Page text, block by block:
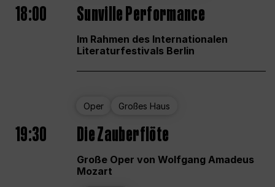
18:00 Sunville Performance
Im Rahmen des Internationalen
Literaturfestivals Berlin
Oper Großes Haus
19:30 Die Zauberflöte
Große Oper von Wolfgang Amadeus
Mozart